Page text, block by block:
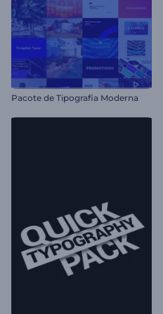
Pacote de Tipografia Moderna